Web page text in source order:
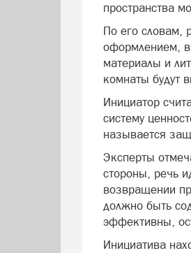
пространства
По его словам,
оформлением,
материалы и
комнаты будут
Инициатор
систему
называется
Эксперты
стороны, речь
возвращении
должно быть
эффективны,
Инициатива